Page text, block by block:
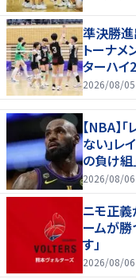
準決勝進
トーナメ
ターハイ
2026/08/
【NBA】
ない」
の負け組
2026/08/
ニモ正
ームが勝
す」
2026/08/